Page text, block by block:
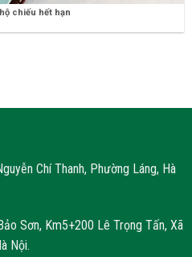
chiếu hết hạn
Chí Thanh, Phường Láng, Hà
Sơn, Km5+200 Lê Trọng Tấn, Xã
Nội.